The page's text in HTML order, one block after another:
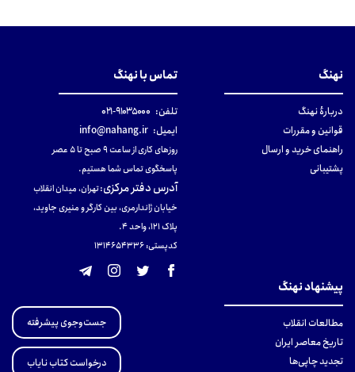
نهنگ
دربارهٔ نهنگ
قوانین و مقررات
راهنمای خرید و ارسال
پشتیبانی
تماس با نهنگ
تلفن: ۹۱۰۳۵۰۰۰-۰۲۱
ایمیل: info@nahang.ir
روزهای کاری از ساعت ۹ صبح تا ۵ عصر
پاسخگوی تماس شما هستیم.
آدرس دفتر مرکزی:تهران، میدان انقلاب
خیابان ژاندارمری، بین کارگر و منیری جاوید،
پلاک 121، واحد ۴.
کدپستی: 131465433۶
پیشنهاد نهنگ
مطالعات انقلاب
تاریخ معاصر ایران
تجدید چاپی‌ها
جست‌وجوی پیشرفته
درخواست کتاب نایاب